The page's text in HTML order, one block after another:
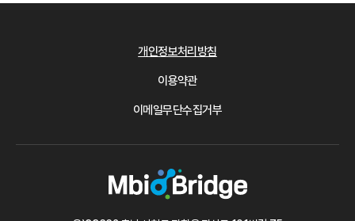
개인정보처리방침
이용약관
이메일무단수집거부